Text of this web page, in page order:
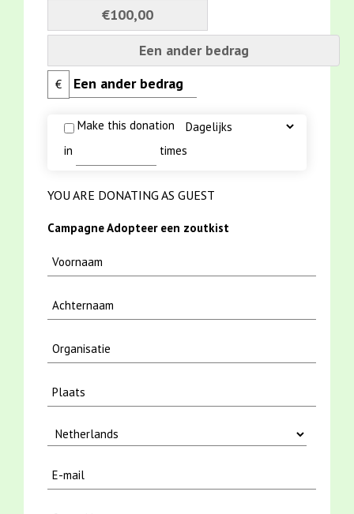
€100,00
Een ander bedrag
€
Make this donation
in
times
YOU ARE DONATING AS GUEST
Campagne Adopteer een zoutkist